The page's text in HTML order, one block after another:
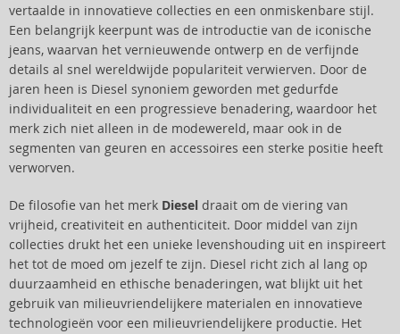
vertaalde in innovatieve collecties en een onmiskenbare stijl.
Een belangrijk keerpunt was de introductie van de iconische
jeans, waarvan het vernieuwende ontwerp en de verfijnde
details al snel wereldwijde populariteit verwierven. Door de
jaren heen is Diesel synoniem geworden met gedurfde
individualiteit en een progressieve benadering, waardoor het
merk zich niet alleen in de modewereld, maar ook in de
segmenten van geuren en accessoires een sterke positie heeft
verworven.
De filosofie van het merk Diesel draait om de viering van
vrijheid, creativiteit en authenticiteit. Door middel van zijn
collecties drukt het een unieke levenshouding uit en inspireert
het tot de moed om jezelf te zijn. Diesel richt zich al lang op
duurzaamheid en ethische benaderingen, wat blijkt uit het
gebruik van milieuvriendelijkere materialen en innovatieve
technologieën voor een milieuvriendelijkere productie. Het